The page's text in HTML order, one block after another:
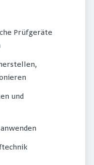
Prüfgeräte
und